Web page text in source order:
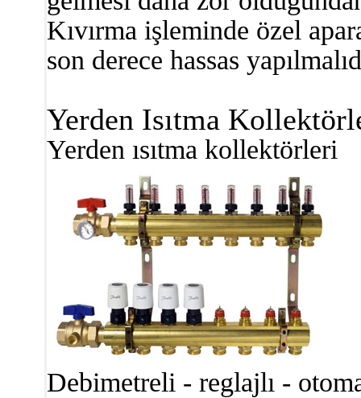
Kıvırma işleminde özel
son derece hassas
Yerden Isıtma
Yerden ısıtma kollektörleri
Debimetreli - reglajlı -